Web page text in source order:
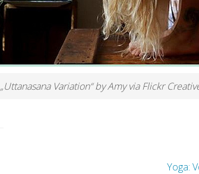
„Uttanasana Variation“ by Amy via Flickr
Yoga: